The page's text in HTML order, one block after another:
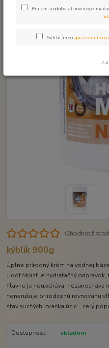
Ohodnotiť
kýblik 900g
Úplne prírodný krém na vodnej
Hoof Moist je hydratačný
hlavne ju neupcháva, nezanecháva
nenarušuje prirodzenú rovnováhu
stav suchých, praskajúcic... celý
Dostupnosť skladom
Prajem si odoberať novinky e-
Súhlasím sospracovaním